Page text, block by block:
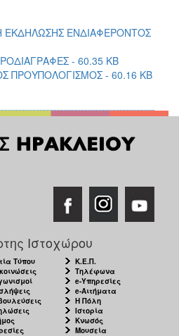
ΕΚΔΗΛΩΣΗΣ ΕΝΔΙΑΦΕΡΟΝΤΟΣ
- 60.35 KB
ΠΡΟΥΠΟΛΟΓΙΣΜΟΣ - 60.16 KB
Ιστοχώρου
Τύπου
Κ.Ε.Π.
Τηλέφωνα
e-Υπηρεσίες
e-Αιτήματα
Η Πόλη
Ιστορία
Κνωσός
Μουσεία